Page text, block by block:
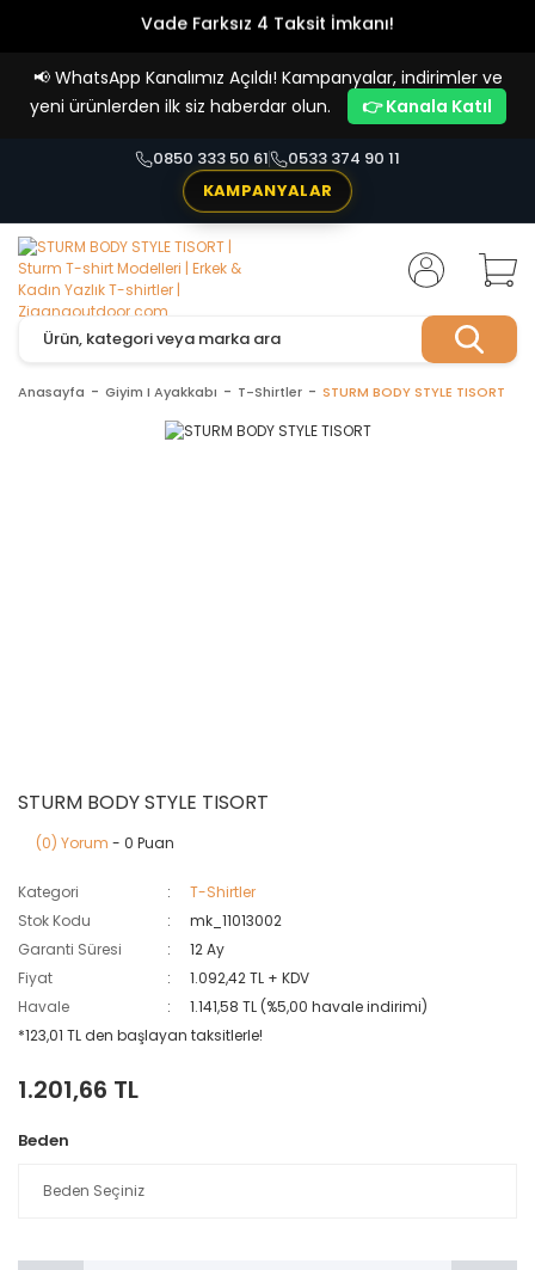
Vade Farksız 4 Taksit İmkanı!
📢 WhatsApp Kanalımız Açıldı! Kampanyalar, indirimler ve
yeni ürünlerden ilk siz haberdar olun.
👉 Kanala Katıl
0850 333 50 61
0533 374 90 11
KAMPANYALAR
Anasayfa Giyim I Ayakkabı T-Shirtler STURM BODY STYLE TISORT
STURM BODY STYLE TISORT
(0) Yorum - 0 Puan
Kategori
T-Shirtler
Stok Kodu
mk_11013002
Garanti Süresi
12 Ay
Fiyat
1.092,42 TL + KDV
Havale
1.141,58 TL (%5,00 havale indirimi)
*123,01 TL den başlayan taksitlerle!
1.201,66 TL
Beden